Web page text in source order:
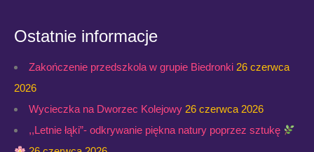
Ostatnie informacje
Zakończenie przedszkola w grupie Biedronki 26 czerwca
2026
Wycieczka na Dworzec Kolejowy 26 czerwca 2026
,,Letnie łąki”- odkrywanie piękna natury poprzez sztukę